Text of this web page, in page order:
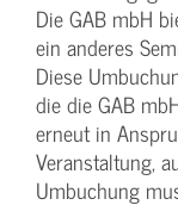
Die GAB mbH
ein anderes
Diese
die die GAB
erneut in
Veranstaltung,
Umbuchung